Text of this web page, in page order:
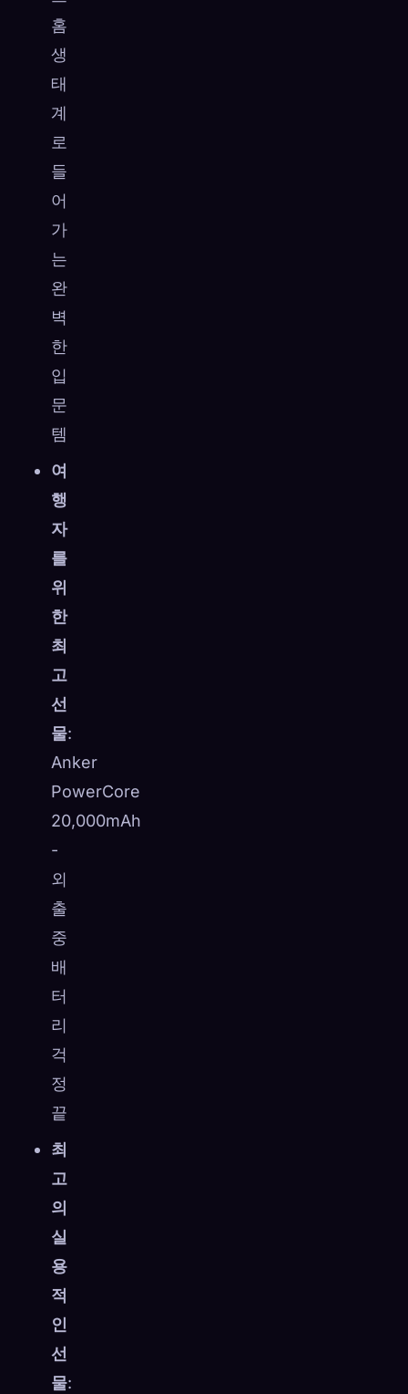
홈
생
태
계
로
들
어
가
는
완
벽
한
입
문
템
여
행
자
를
위
한
최
고
선
물:
Anker
PowerCore
20,000mAh
-
외
출
중
배
터
리
걱
정
끝
최
고
의
실
용
적
인
선
물: